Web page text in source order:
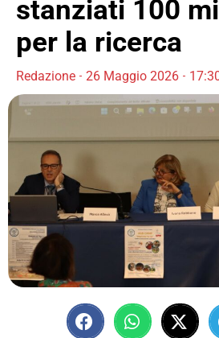
stanziati 100
per la ricerca
Redazione 26 Maggio 2026